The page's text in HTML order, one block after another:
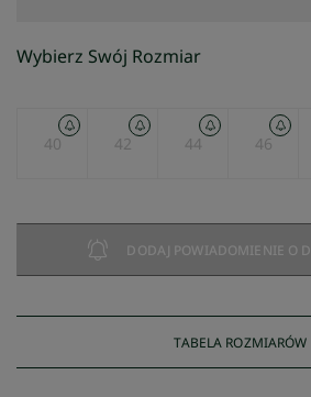
Wybierz Swój Rozmiar
40 42 44 46
DODAJ POWIADOMIENIE O
TABELA ROZMIARÓW